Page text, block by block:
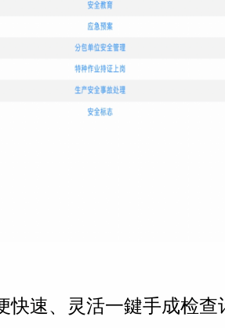
快速、灵活一鍵手成检